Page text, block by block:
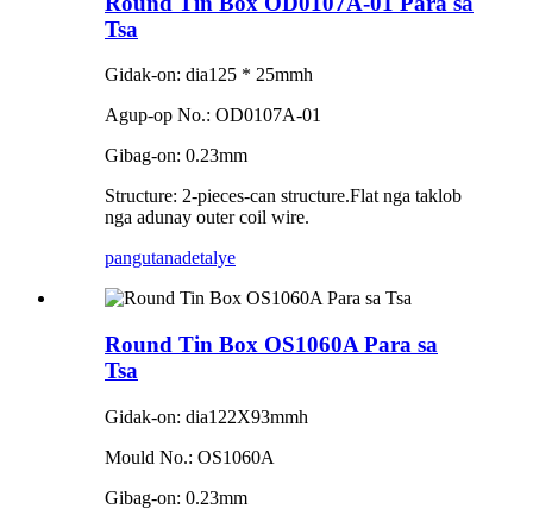
Tsa
Gidak-on: dia125 * 25mmh
Agup-op No.: OD0107A-01
Gibag-on: 0.23mm
Structure: 2-pieces-can structure.Flat nga taklob
nga adunay outer coil wire.
pangutanadetalye
Round Tin Box OS1060A Para sa
Tsa
Gidak-on: dia122X93mmh
Mould No.: OS1060A
Gibag-on: 0.23mm